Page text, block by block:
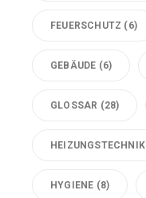
FEUERSCHUTZ (6)
GEBÄUDE (6)
GLOSSAR (28)
HEIZUNGSTECHNIK
HYGIENE (8)